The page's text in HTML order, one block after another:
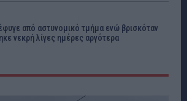
από αστυνομικό τμήμα ενώ βρισκόταν
νεκρή λίγες ημέρες αργότερα